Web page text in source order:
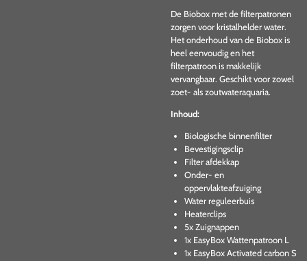
De Biobox met de filterpatronen
zorgen voor kristalhelder water.
Het onderhoud van de Biobox is
heel eenvoudig en het
filterpatroon is makkelijk
vervangbaar. Geschikt voor zowel
zoet- als zoutwateraquaria.
Inhoud:
Biologische binnenfilter
Bevestigingsclip
Filter afdekkap
Onder- en
oppervlakteafzuiging
Water reguleerbuis
Heaterclips
5x Zuignappen
1x EasyBox Wattenpatroon L
1x EasyBox Activated carbon S